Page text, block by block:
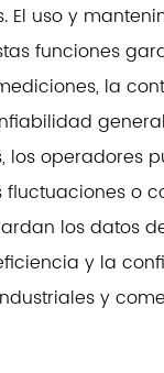
El uso y
funciones
la
los operadores
o
los datos
y la
y